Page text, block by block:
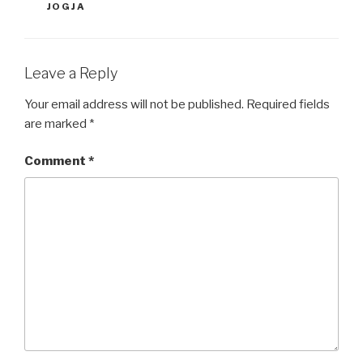
JOGJA
Leave a Reply
Your email address will not be published. Required fields
are marked *
Comment *